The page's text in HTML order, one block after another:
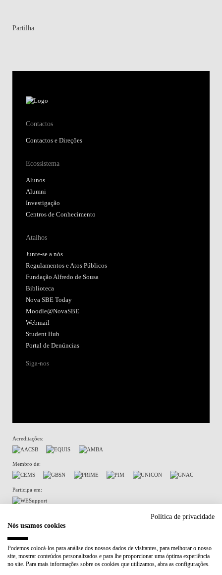
Partilha
Contactos
Contactos e Direções
Ecossistema
Alunos
Alumni
Investigação
Centros de Conhecimento
Atalhos
Junte-se a nós
Regulamentos e Atos Públicos
Fundação Alfredo de Sousa
Biblioteca
Nova SBE Today
Moodle@NovaSBE
Webmail
Student Hub
Portal de Denúncias
Siga-nos
Acreditações:
Membro de:
Participa em:
Política de privacidade
Nós usamos cookies
Podemos colocá-los para análise dos nossos dados de visitantes, para melhorar o nosso
site, mostrar conteúdos personalizados e para lhe proporcionar uma óptima experiência
no site. Para mais informações sobre os cookies que utilizamos, abra as configurações.